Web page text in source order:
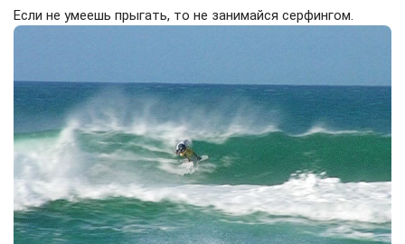
Если не умеешь прыгать, то не занимайся серфингом.